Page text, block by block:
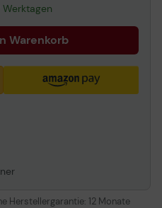
Werktagen
Warenkorb
Herstellergarantie: 12 Monate